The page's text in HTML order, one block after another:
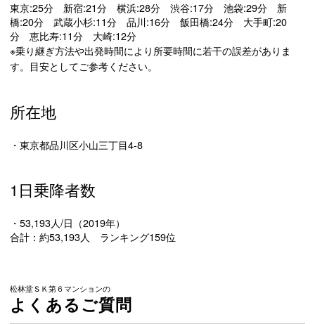
東京:25分 新宿:21分 横浜:28分 渋谷:17分 池袋:29分 新
橋:20分 武蔵小杉:11分 品川:16分 飯田橋:24分 大手町:20
分 恵比寿:11分 大崎:12分
※乗り継ぎ方法や出発時間により所要時間に若干の誤差がありま
す。目安としてご参考ください。
所在地
・東京都品川区小山三丁目4-8
1日乗降者数
・53,193人/日（2019年）
合計：約53,193人 ランキング159位
松林堂ＳＫ第６マンションの
よくあるご質問